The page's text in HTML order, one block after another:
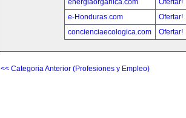
energiaorganica.com
Ofertar!
e-Honduras.com
Ofertar!
concienciaecologica.com
Ofertar!
<< Categoria Anterior (Profesiones y Empleo)